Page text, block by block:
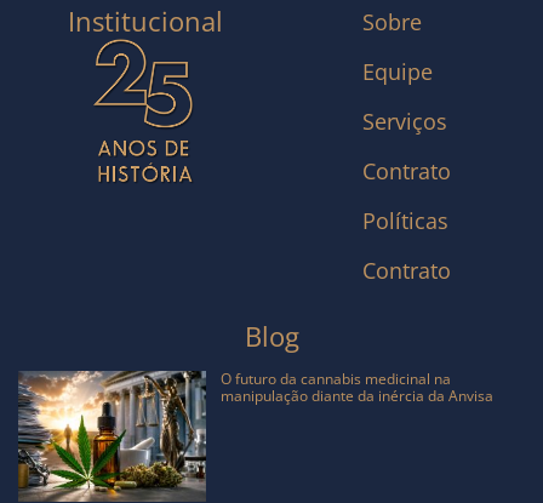
Institucional
Sobre
Equipe
Serviços
Contrato
Políticas
Contrato
Blog
O futuro da cannabis medicinal na
manipulação diante da inércia da Anvisa